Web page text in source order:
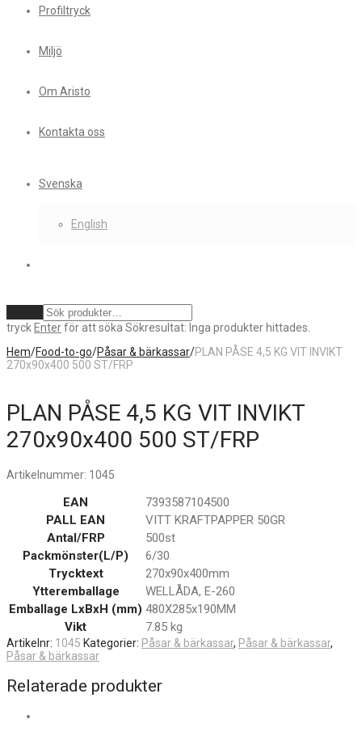
Profiltryck
Miljö
Om Aristo
Kontakta oss
Svenska
English
tryck Enterför att söka Sökresultat: Inga produkter hittades.
Hem/Food-to-go/Påsar & bärkassar/PLAN PÅSE 4,5 KG VIT INVIKT
270x90x400 500 ST/FRP
PLAN PÅSE 4,5 KG VIT INVIKT
270x90x400 500 ST/FRP
Artikelnummer: 1045
EAN
7393587104500
PALL EAN
VITT KRAFTPAPPER 50GR
Antal/FRP
500st
Packmönster(L/P)
6/30
Trycktext
270x90x400mm
Ytteremballage
WELLÅDA, E-260
Emballage LxBxH (mm) 480X285x190MM
Vikt
7.85 kg
Artikelnr: 1045 Kategorier: Påsar & bärkassar, Påsar & bärkassar,
Påsar & bärkassar
Relaterade produkter